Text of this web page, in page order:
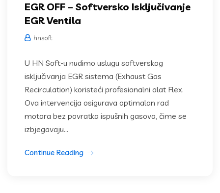
EGR OFF – Softversko Isključivanje
EGR Ventila
hnsoft
U HN Soft-u nudimo uslugu softverskog
isključivanja EGR sistema (Exhaust Gas
Recirculation) koristeći profesionalni alat Flex.
Ova intervencija osigurava optimalan rad
motora bez povratka ispušnih gasova, čime se
izbjegavaju...
Continue Reading